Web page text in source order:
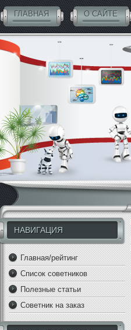
ГЛАВНАЯ О САЙТЕ
СОВЕТНИКИ БЕСПЛАТНО
НАВИГАЦИЯ
Главная/рейтинг
Список советников
Полезные статьи
Советник на заказ